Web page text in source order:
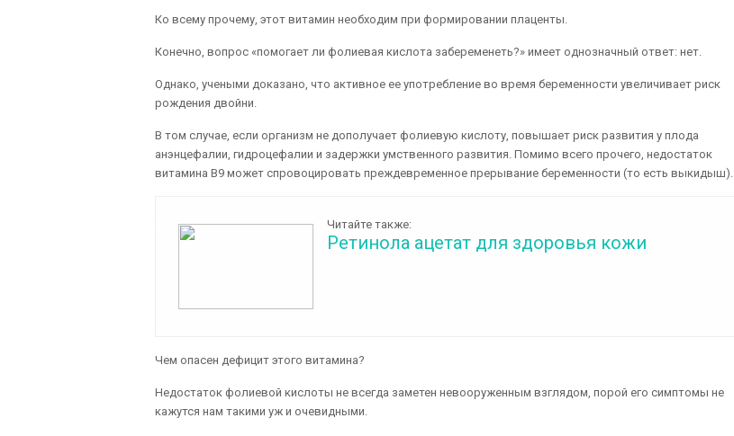
Ко всему прочему, этот витамин необходим при формировании плаценты.
Конечно, вопрос «помогает ли фолиевая кислота забеременеть?» имеет однозначный ответ: нет.
Однако, учеными доказано, что активное ее употребление во время беременности увеличивает риск
рождения двойни.
В том случае, если организм не дополучает фолиевую кислоту, повышает риск развития у плода
анэнцефалии, гидроцефалии и задержки умственного развития. Помимо всего прочего, недостаток
витамина В9 может спровоцировать преждевременное прерывание беременности (то есть выкидыш).
Читайте также:
Ретинола ацетат для здоровья кожи
Чем опасен дефицит этого витамина?
Недостаток фолиевой кислоты не всегда заметен невооруженным взглядом, порой его симптомы не
кажутся нам такими уж и очевидными.